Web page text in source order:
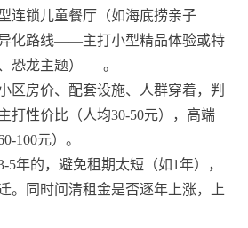
连锁儿童餐厅（如海底捞亲子
化路线——主打小型精品体验或特
恐龙主题）
。
区房价、配套设施、人群穿着，判
打性价比（人均30-50元），高端
100元）。
5年的，避免租期太短（如1年），
。同时问清租金是否逐年上涨，上